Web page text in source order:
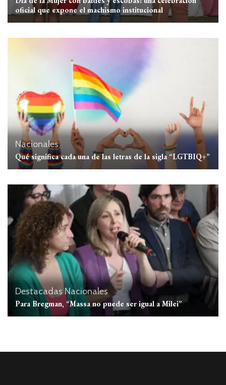
oficial que expone el machismo institucional
Nacionales
Qué significa cada una de las letras de la sigla “LGTBIQ+”
Destacadas Nacionales
Para Bregman, “Massa no puede ser igual a Milei”